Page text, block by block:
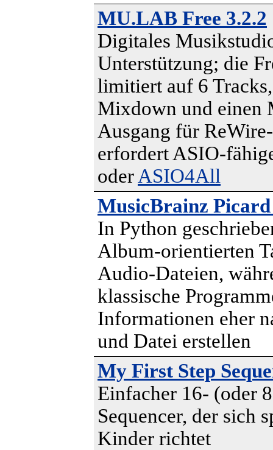
MU.LAB Free 3.2.2
Digitales
Unterstützung; die
limitiert auf 6
Mixdown und einen
Ausgang für
erfordert ASIO-
oder ASIO4All
MusicBrainz Picard
In Python
Album-orientierten
Audio-Dateien,
klassische
Informationen eher
und Datei erstellen
My First Step
Einfacher 16- (oder
Sequencer, der sich
Kinder richtet